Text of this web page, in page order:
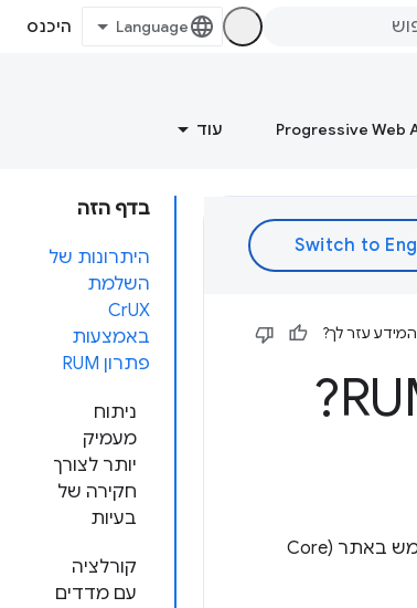
היכנס
עוד
בדף הזה
היתרונות של
השלמת
CrUX
באמצעות
פתרון RUM
ניתוח
מעמיק
יותר לצורך
חקירה של
בעיות
קורלציה
עם מדדים
המידע עזר לך?
הסיבות לכך שנתוני RUM יכולים להציג ערכים שונים של מדדי הליבה לבדיקת חוויית המשתמש באתר (Core